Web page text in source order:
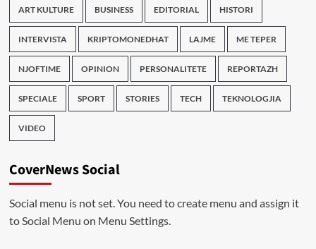
ART KULTURE BUSINESS EDITORIAL HISTORI
INTERVISTA KRIPTOMONEDHAT LAJME ME TEPER
NJOFTIME OPINION PERSONALITETE REPORTAZH
SPECIALE SPORT STORIES TECH TEKNOLOGJIA
VIDEO
CoverNews Social
Social menu is not set. You need to create menu and assign it
to Social Menu on Menu Settings.